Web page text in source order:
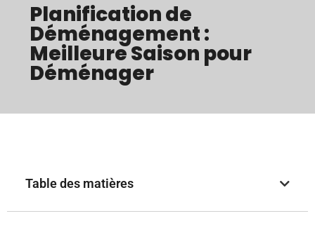
Planification de
Déménagement :
Meilleure Saison pour
Déménager
Table des matières